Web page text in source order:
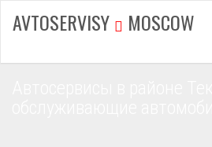
AVTOSERVISY MOSCOW